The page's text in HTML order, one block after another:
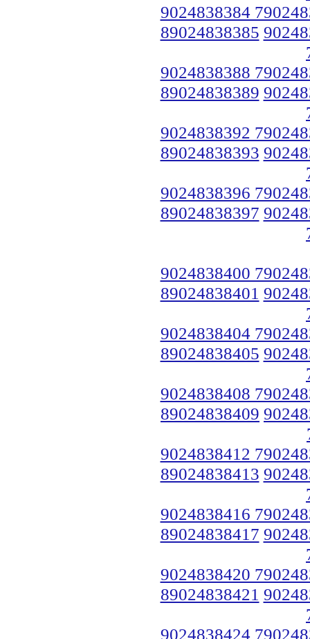
9024838384
89024838385
9024838388
89024838389
9024838392
89024838393
9024838396
89024838397
9024838400
89024838401
9024838404
89024838405
9024838408
89024838409
9024838412
89024838413
9024838416
89024838417
9024838420
89024838421
9024838424